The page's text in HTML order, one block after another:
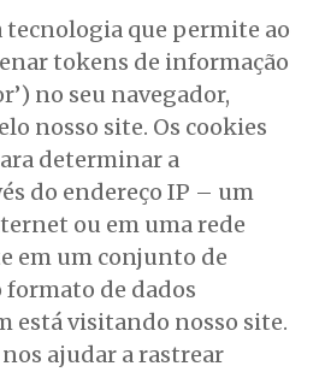
tecnologia que permite ao
tokens de informação
no seu navegador,
nosso site. Os cookies
determinar a
do endereço IP – um
ou em uma rede
em um conjunto de
formato de dados
está visitando nosso site.
ajudar a rastrear